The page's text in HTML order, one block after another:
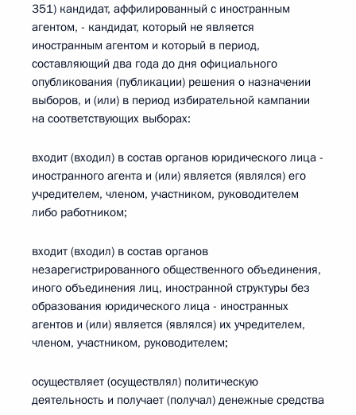
351) кандидат, аффилированный с иностранным
агентом, - кандидат, который не является
иностранным агентом и который в период,
составляющий два года до дня официального
опубликования (публикации) решения о назначении
выборов, и (или) в период избирательной кампании
на соответствующих выборах:
входит (входил) в состав органов юридического лица -
иностранного агента и (или) является (являлся) его
учредителем, членом, участником, руководителем
либо работником;
входит (входил) в состав органов
незарегистрированного общественного объединения,
иного объединения лиц, иностранной структуры без
образования юридического лица - иностранных
агентов и (или) является (являлся) их учредителем,
членом, участником, руководителем;
осуществляет (осуществлял) политическую
деятельность и получает (получал) денежные средства